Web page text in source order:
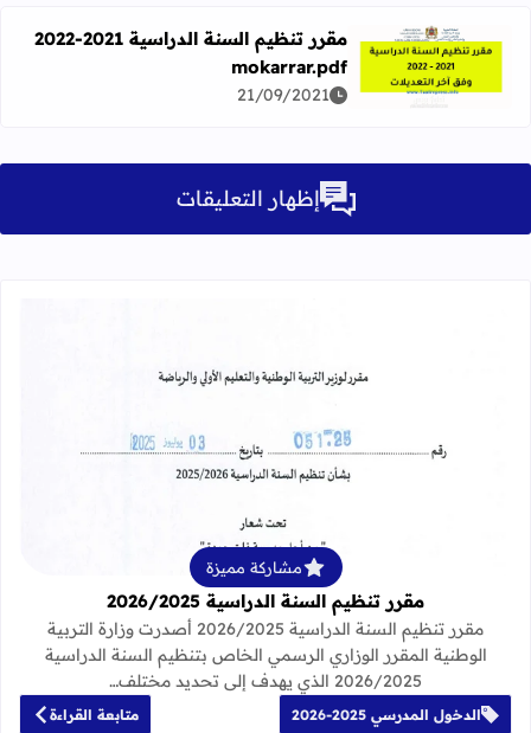
اقرأ المزيد عن مقرر تنظيم السنة الدراسية 2021-2022 mokarrar.pdf
مقرر تنظيم السنة الدراسية 2021-2022
mokarrar.pdf
21/09/2021
إظهار التعليقات
قراءة المزيد عن مقرر تنظيم السنة الدراسية
مشاركة مميزة
مقرر تنظيم السنة الدراسية 2026/2025
مقرر تنظيم السنة الدراسية 2026/2025 أصدرت وزارة التربية
الوطنية المقرر الوزاري الرسمي الخاص بتنظيم السنة الدراسية
2026/2025 الذي يهدف إلى تحديد مختلف…
الدخول المدرسي 2025-2026 متابعة القراءة